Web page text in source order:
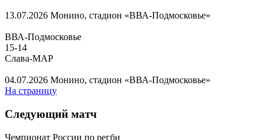
13.07.2026 Монино, стадион «ВВА-Подмосковье»
ВВА-Подмосковье
15-14
Слава-МАР
04.07.2026 Монино, стадион «ВВА-Подмосковье»
На страницу
Следующий матч
Чемпионат России по регби